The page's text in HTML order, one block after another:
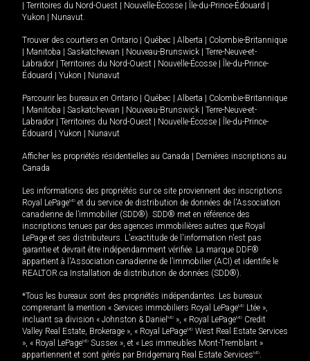
Territoires du Nord-Ouest Nouvelle-Écosse Île-du-Prince-Édouard
Yukon
Nunavut.
Trouver des courtiers en Ontario Québec Alberta
Colombie-Britannique
Manitoba Saskatchewan Nouveau-Brunswick
Terre-Neuve-et-
Labrador
Territoires du Nord-Ouest Nouvelle-Écosse
Île-du-Prince-
Édouard
Yukon Nunavut
Parcourir les bureaux en Ontario Québec Alberta
Colombie-Britannique
Manitoba Saskatchewan Nouveau-Brunswick
Terre-Neuve-et-
Labrador
Territoires du Nord-Ouest Nouvelle-Écosse
Île-du-Prince-
Édouard
Yukon Nunavut
Afficher les propriétés résidentielles au Canada
Dernières inscriptions au
Canada
Les informations des propriétés sur ce site proviennent des inscriptions
Royal LePageMD et du service de distribution de données de l'Association
canadienne de l’immobilier (SDD®). SDD® met en référence des
inscriptions tenues par des agences immobilières autres que Royal
LePage et ses distributeurs. L'exactitude de l'information n'est pas
garantie et devrait être indépendamment vérifiée. La marque DDF®
appartient à l'Association canadienne de l’immobilier (ACI) et identifie le
REALTOR.ca Installation de distribution de données (SDD®).
*Tous les bureaux sont des propriétés indépendantes. Les bureaux
comprenant la mention « Services immobiliers Royal LePageMD Ltée »,
incluant sa division « Johnston & Daniel MD », « Royal LePageMD Credit
Valley Real Estate, Brokerage », « Royal LePageMD West Real Estate Services
», « Royal LePageMD Sussex », et « Les immeubles Mont-Tremblant »
appartiennent et sont gérés par Bridgemarq Real Estate ServicesMD.